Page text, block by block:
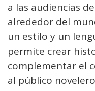
a las audiencias
alrededor del
un estilo y un
permite crear
complementar el
al público